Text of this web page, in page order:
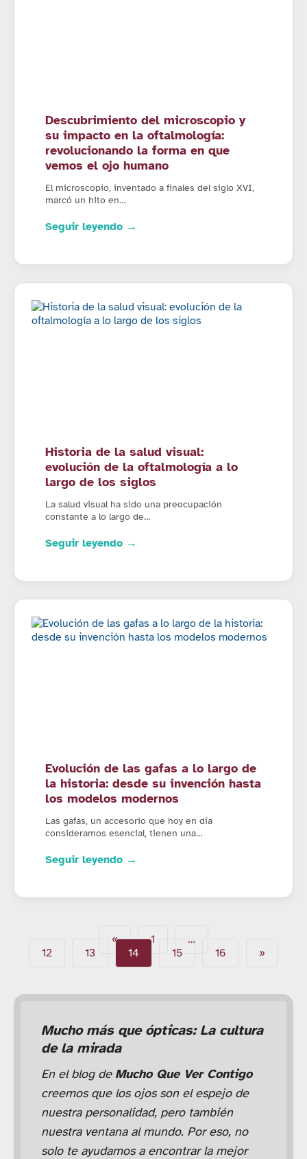
Descubrimiento del microscopio y
su impacto en la oftalmología:
revolucionando la forma en que
vemos el ojo humano
El microscopio, inventado a finales del siglo XVI,
marcó un hito en…
Seguir leyendo →
Historia de la salud visual:
evolución de la oftalmología a lo
largo de los siglos
La salud visual ha sido una preocupación
constante a lo largo de…
Seguir leyendo →
Evolución de las gafas a lo largo de
la historia: desde su invención hasta
los modelos modernos
Las gafas, un accesorio que hoy en día
consideramos esencial, tienen una…
Seguir leyendo →
« 1
…
12
13 14 15 16 »
Mucho más que ópticas: La cultura
de la mirada
En el blog de Mucho Que Ver Contigo
creemos que los ojos son el espejo de
nuestra personalidad, pero también
nuestra ventana al mundo. Por eso, no
solo te ayudamos a encontrar la mejor